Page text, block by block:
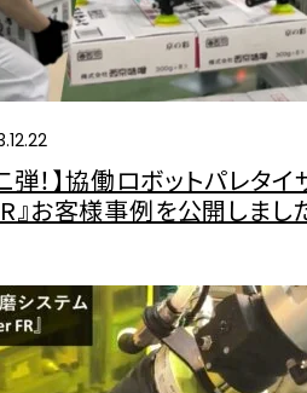
弾！】協働ロボットパレタイ
お客様事例を公開しまし